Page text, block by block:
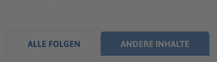
ALLE FOLGEN ANDERE INHALTE